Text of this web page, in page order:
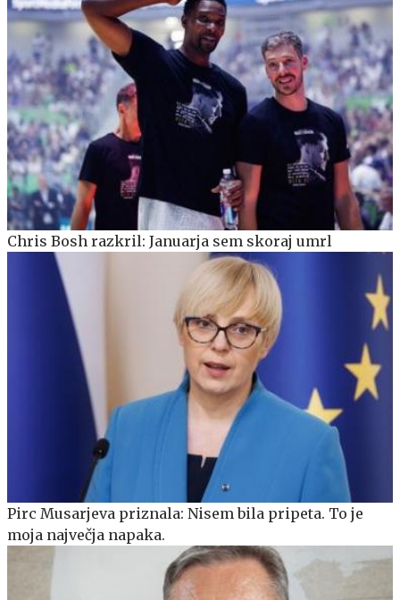
Chris Bosh razkril: Januarja sem skoraj umrl
Pirc Musarjeva priznala: Nisem bila pripeta. To je
moja največja napaka.